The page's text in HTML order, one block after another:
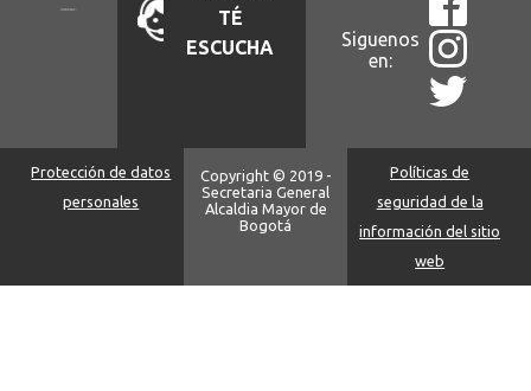
TÉ
ESCUCHA
Siguenos
en:
Protección de datos
personales
Copyright © 2019 -
Secretaria General
Alcaldia Mayor de
Bogotá
Políticas de
seguridad de la
información del sitio
web